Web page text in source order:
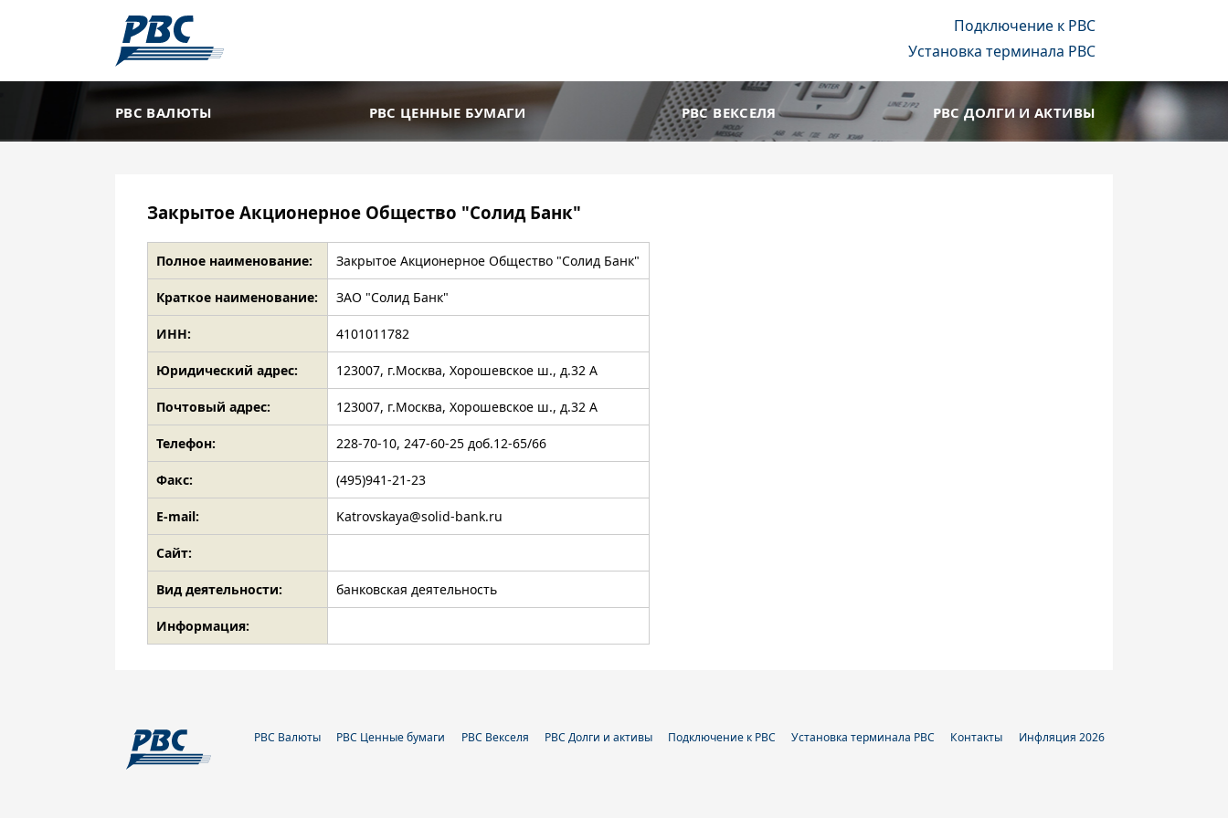
Подключение к РВС
Установка терминала РВС
РВС ВАЛЮТЫ РВС ЦЕННЫЕ БУМАГИ РВС ВЕКСЕЛЯ РВС ДОЛГИ И АКТИВЫ
Закрытое Акционерное Общество "Солид Банк"
Полное наименование: Закрытое Акционерное Общество "Солид Банк"
Краткое наименование: ЗАО "Солид Банк"
ИНН: 4101011782
Юридический адрес: 123007, г.Москва, Хорошевское ш., д.32 А
Почтовый адрес: 123007, г.Москва, Хорошевское ш., д.32 А
Телефон: 228-70-10, 247-60-25 доб.12-65/66
Факс: (495)941-21-23
E-mail: Katrovskaya@solid-bank.ru
Сайт:
Вид деятельности: банковская деятельность
Информация:
РВС Валюты РВС Ценные бумаги РВС Векселя РВС Долги и активы Подключение к РВС Установка терминала РВС Контакты Инфляция 2026